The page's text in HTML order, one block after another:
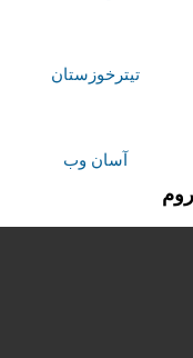
تیترخوزستان
آسان وب